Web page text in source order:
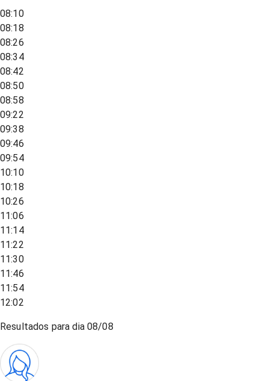
08:10
08:18
08:26
08:34
08:42
08:50
08:58
09:22
09:38
09:46
09:54
10:10
10:18
10:26
11:06
11:14
11:22
11:30
11:46
11:54
12:02
Resultados para dia08/08